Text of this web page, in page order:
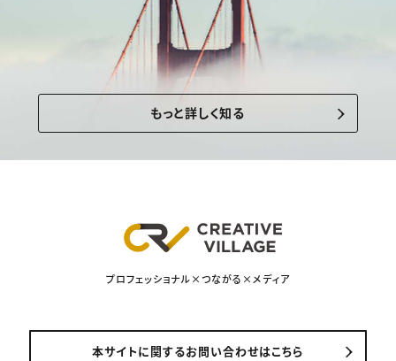
もっと詳しく知る
プロフェッショナル×つながる×メディア
本サイトに関するお問い合わせはこちら